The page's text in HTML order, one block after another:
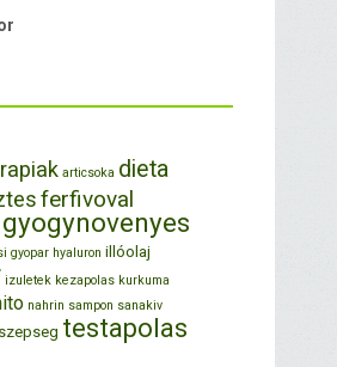
articsoka dieta
ferfivoval
gyogynovenyes
gyopar hyaluron illóolaj
izuletek kezapolas kurkuma
nahrin sampon sanakiv
szepseg testapolas